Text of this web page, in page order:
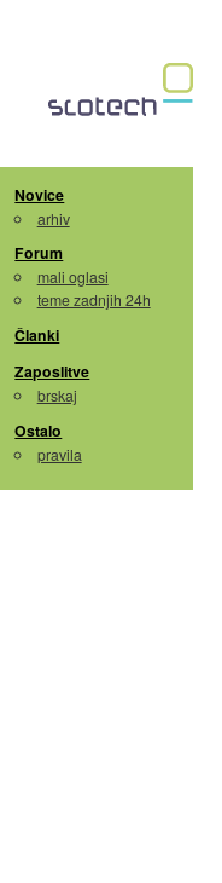
Novice
arhiv
Forum
mali oglasi
teme zadnjih 24h
Članki
Zaposlitve
brskaj
Ostalo
pravila